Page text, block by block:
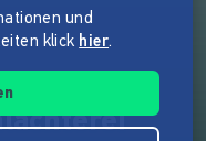
und
klick hier.